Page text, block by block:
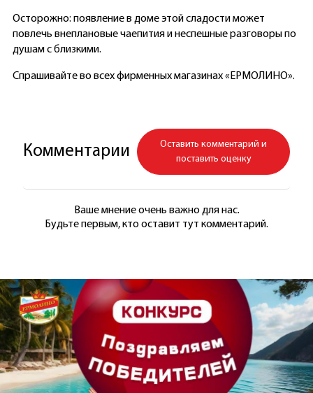
Осторожно: появление в доме этой сладости может
повлечь внеплановые чаепития и неспешные разговоры по
душам с близкими.
Спрашивайте во всех фирменных магазинах «ЕРМОЛИНО».
Комментарии
Оставить комментарий и
поставить оценку
Ваше мнение очень важно для нас.
Будьте первым, кто оставит тут комментарий.